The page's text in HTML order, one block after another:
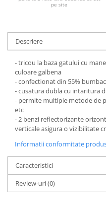
Pantaloni de lucru cu pieptar
Pentru femei
Bluze pentru femei
Fleece-uri
Halate
Jachete / Bluze salopeta
Pantaloni de lucru cu pieptar
Pantaloni de lucru in talie
Tricouri polo
Veste de lucru
pe site
Descriere
- tricou la baza gatului cu
culoare galbena
- confectionat din 55%
- cusatura dubla cu intaritura
- permite multiple metode de
etc
- 2 benzi reflectorizante
verticale asigura o vizibilitate
Informatii conformitate
Caracteristici
Review-uri(0)